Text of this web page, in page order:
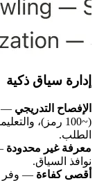
إدارة سياق ذكية
الإفصاح التدريجي —
الطلب.
معرفة غير محدودة
نوافذ السياق.
أقصى كفاءة — وفر